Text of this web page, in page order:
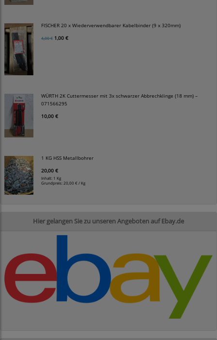
FISCHER 20 x Wiederverwendbarer Kabelbinder (9 x 320mm)
4,00 € 1,00 €
WÜRTH 2K Cuttermesser mit 3x schwarzer Abbrechklinge (18 mm) –
071566295
10,00 €
1 KG HSS Metallbohrer
20,00 €
Inhalt: 1 Kg
Grundpreis: 20,00 € / Kg
Hier gelangen Sie zu unseren Angeboten auf Ebay.de